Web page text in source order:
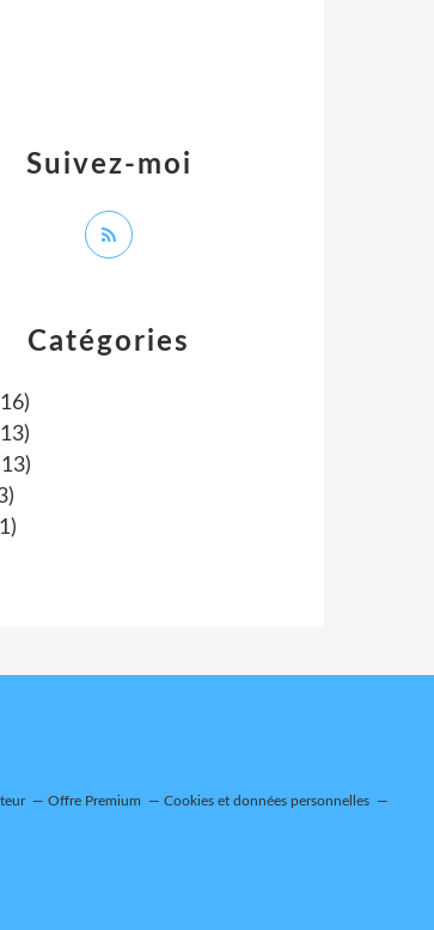
Catégories
Suivez-moi
Offre Premium Cookies et données personnelles